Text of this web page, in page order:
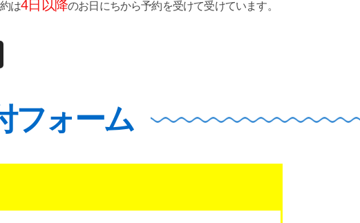
は4日以降のお日にちから予約を受けて受けています。
フォーム